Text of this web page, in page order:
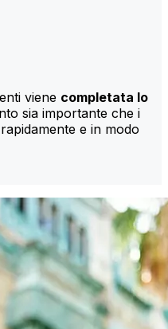
viene completata lo
sia importante che i
e in modo